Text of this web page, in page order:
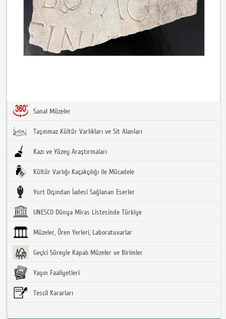
Sanal Müzeler
Taşınmaz Kültür Varlıkları ve Sit Alanları
Kazı ve Yüzey Araştırmaları
Kültür Varlığı Kaçakçılığı ile Mücadele
Yurt Dışından İadesi Sağlanan Eserler
UNESCO Dünya Miras Listesinde Türkiye
Müzeler, Ören Yerleri, Laboratuvarlar
Geçici Süreyle Kapalı Müzeler ve Birimler
Yayın Faaliyetleri
Tescil Kararları